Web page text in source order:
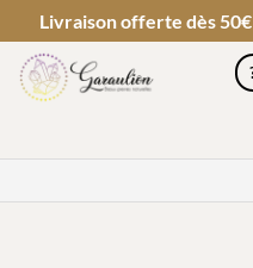
Livraison offerte dès 50€